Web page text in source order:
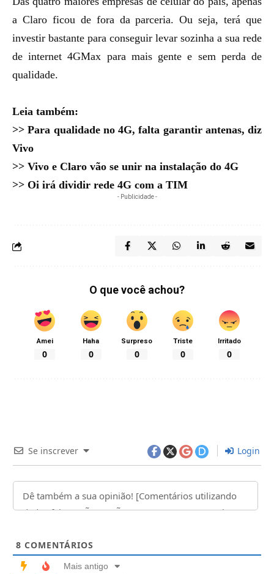
a Claro ficou de fora da parceria. Ou seja, terá que
investir bastante para conseguir levar sozinha a sua rede
de internet 4GMax para mais gente e sem perda de
qualidade.
Leia também:
>>Para qualidade no 4G, falta garantir antenas, diz
Vivo
>> Vivo e Claro vão se unir na instalação do 4G
>> Oi irá dividir rede 4G com a TIM
- Publicidade -
O que você achou?
Amei
0
Haha
0
Surpreso
0
Triste
0
Irritado
0
Se inscrever Login
8 COMENTÁRIOS
Mais antigo